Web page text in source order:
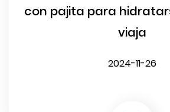
con pajita para
viaja
2024-11-26